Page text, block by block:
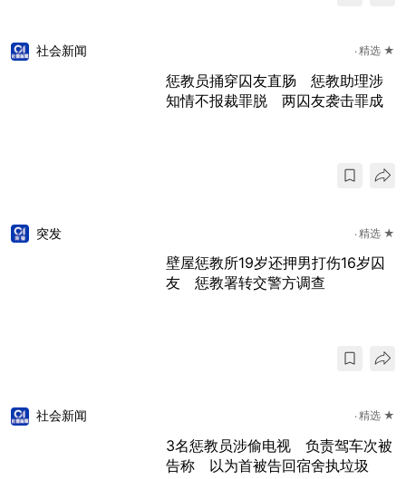
社会新闻 精选 ★
惩教员捅穿囚友直肠 惩教助理涉
知情不报裁罪脱 两囚友袭击罪成
突发 精选 ★
壁屋惩教所19岁还押男打伤16岁囚
友 惩教署转交警方调查
社会新闻 精选 ★
3名惩教员涉偷电视 负责驾车次被
告称 以为首被告回宿舍执垃圾